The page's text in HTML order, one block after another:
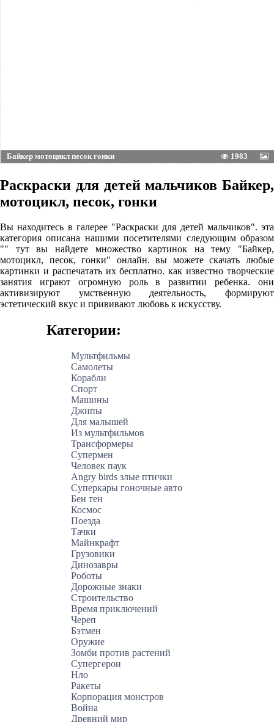
Байкер мотоцикл песок гонки 1983
Раскраски для детей мальчиков Байкер,
мотоцикл, песок, гонки
Вы находитесь в галерее "Раскраски для детей мальчиков". эта
категория описана нашими посетителями следующим образом
"" тут вы найдете множество картинок на тему "Байкер,
мотоцикл, песок, гонки" онлайн. вы можете скачать любые
картинки и распечатать их бесплатно. как известно творческие
занятия играют огромную роль в развитии ребенка. они
активизируют умственную деятельность, формируют
эстетический вкус и прививают любовь к искусству.
Категории:
Мультфильмы
Самолеты
Корабли
Спорт
Машины
Джипы
Для малышей
Из мультфильмов
Трансформеры
Супермен
Человек паук
Angry birds злые птички
Суперкары гоночные авто
Бен тен
Космос
Поезда
Тачки
Майнкрафт
Грузовики
Динозавры
Роботы
Дорожные знаки
Строительство
Время приключений
Череп
Бэтмен
Оружие
Зомби против растений
Супергерои
Нло
Ракеты
Корпорация монстров
Война
Древний мир